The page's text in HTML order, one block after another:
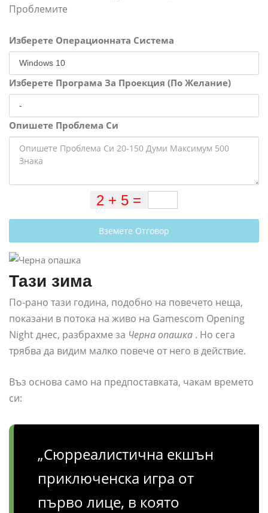
Проблемите
Изберете Операционната Система
Изберете Програма За Проекция (По Желание)
Опишете Проблема Си
Вземете Отговор
Тази зима
По-рано тази година, подобно на повечето неща,
показани в потока на живо на Gamescom Opening
Night днес, разбрахме за Черна опашка . Но сега
трябва да видим малко повече от него в действие.
Въз основа само на предпоставката, чакам времето
си:
„Сюрреалистична екшън
приключенска игра от
първо лице, в която